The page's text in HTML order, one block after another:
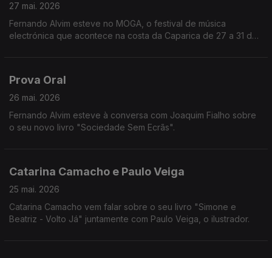
27 mai. 2026
Fernando Alvim esteve no MOGA, o festival de música
electrónica que acontece na costa da Caparica de 27 a 31 de
Prova Oral
26 mai. 2026
Fernando Alvim esteve à conversa com Joaquim Fialho sobre
o seu novo livro "Sociedade Sem Ecrãs".
Catarina Camacho e Paulo Veiga
25 mai. 2026
Catarina Camacho vem falar sobre o seu livro "Simone e
Beatriz - Volto Já" juntamente com Paulo Veiga, o ilustrador.